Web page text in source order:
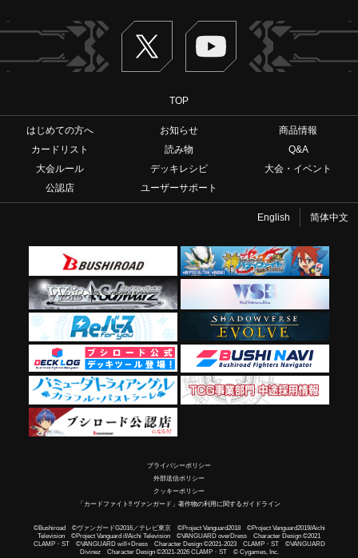
Twitter ヴァンガードch
TOP
はじめての方へ お知らせ
商品情報
カードリスト
読み物
Q&A
大会ルール
デッキレシピ
大会・イベント
公認店
ユーザーサポート
English 简体中文
プライバシーポリシー
外部送信ポリシー
クッキーポリシー
「カードファイト!! ヴァンガード」著作物の利用に関するガイドライン
©Bushiroad ©ヴァンガードG2016／テレビ東京 ©Project Vanguard2018 ©Project Vanguard2019/Aichi
Television ©Project Vanguard if/Aichi Television ©VANGUARD overDress Character Design ©2021
CLAMP・ST ©VANGUARD will+Dress Character Design ©2021-2023 CLAMP・ST ©VANGUARD
Divinez Character Design ©2021-2026 CLAMP・ST © Cygames, Inc.